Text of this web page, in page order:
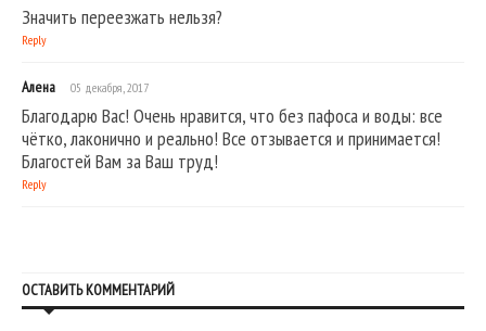
Значить переезжать нельзя?
Reply
Алена 05 декабря, 2017
Благодарю Вас! Очень нравится, что без пафоса и воды: все
чётко, лаконично и реально! Все отзывается и принимается!
Благостей Вам за Ваш труд!
Reply
ОСТАВИТЬ КОММЕНТАРИЙ